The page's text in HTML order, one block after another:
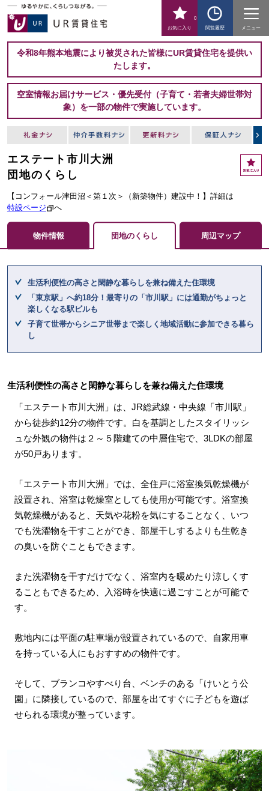
お気に入り
0
閲覧履歴
メニュー
令和8年熊本地震により被災された皆様にUR賃貸住宅を提供い
たします。
空室情報お届けサービス・優先受付（子育て・若者夫婦世帯対
象）を一部の物件で実施しています。
エステート市川大洲
団地のくらし
【コンフォール津田沼＜第１次＞（新築物件）建設中！】詳細は
特設ページ
へ
お
気
物件情報 団地のくらし 周辺マップ
生活利便性の高さと閑静な暮らしを兼ね備えた住環境
「東京駅」へ約18分！最寄りの「市川駅」には通勤がちょっと
楽しくなる駅ビルも
子育て世帯からシニア世帯まで楽しく地域活動に参加できる暮ら
し
生活利便性の高さと閑静な暮らしを兼ね備えた住環境
「エステート市川大洲」は、JR総武線・中央線「市川駅」
から徒歩約12分の物件です。白を基調としたスタイリッシ
ュな外観の物件は２～５階建ての中層住宅で、3LDKの部屋
が50戸あります。
「エステート市川大洲」では、全住戸に浴室換気乾燥機が
設置され、浴室は乾燥室としても使用が可能です。浴室換
気乾燥機があると、天気や花粉を気にすることなく、いつ
でも洗濯物を干すことができ、部屋干しするよりも生乾き
の臭いを防ぐこともできます。
また洗濯物を干すだけでなく、浴室内を暖めたり涼しくす
ることもできるため、入浴時を快適に過ごすことが可能で
す。
敷地内には平面の駐車場が設置されているので、自家用車
を持っている人にもおすすめの物件です。
そして、ブランコやすべり台、ベンチのある「けいとう公
園」に隣接しているので、部屋を出てすぐに子どもを遊ば
せられる環境が整っています。